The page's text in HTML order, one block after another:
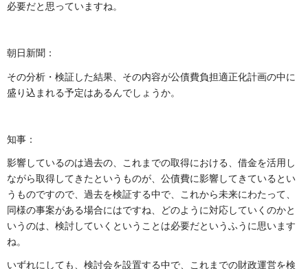
必要だと思っていますね。
朝日新聞：
その分析・検証した結果、その内容が公債費負担適正化計画の中に
盛り込まれる予定はあるんでしょうか。
知事：
影響しているのは過去の、これまでの取得における、借金を活用し
ながら取得してきたというものが、公債費に影響してきているとい
うものですので、過去を検証する中で、これから未来にわたって、
同様の事案がある場合にはですね、どのように対応していくのかと
いうのは、検討していくということは必要だというふうに思います
ね。
いずれにしても、検討会を設置する中で、これまでの財政運営を検